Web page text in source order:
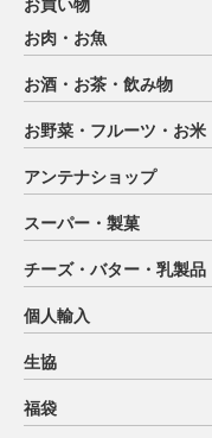
お買い物
お肉・お魚
お酒・お茶・飲み物
お野菜・フルーツ・お米
アンテナショップ
スーパー・製菓
チーズ・バター・乳製品
個人輸入
生協
福袋